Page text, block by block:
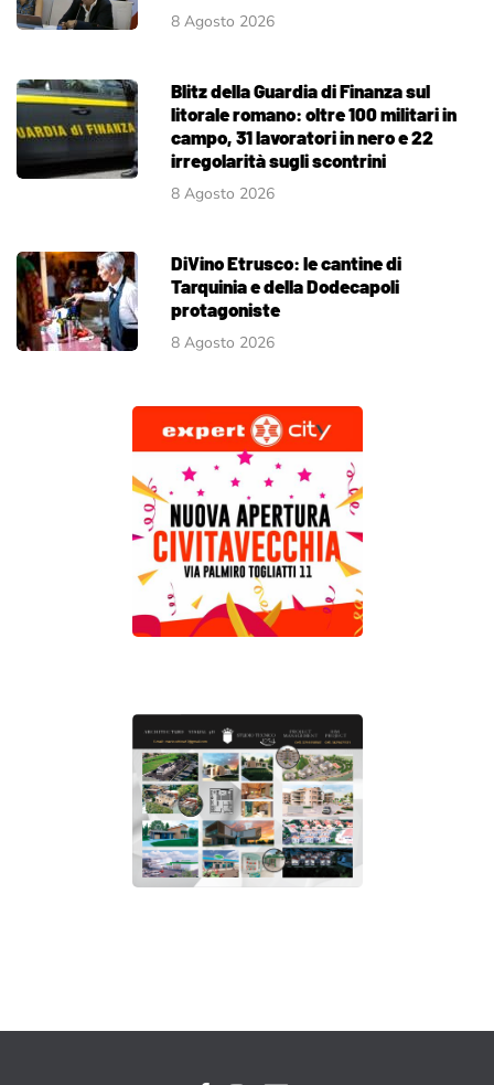
8 Agosto 2026
Blitz della Guardia di Finanza sul
litorale romano: oltre 100 militari in
campo, 31 lavoratori in nero e 22
irregolarità sugli scontrini
8 Agosto 2026
DiVino Etrusco: le cantine di
Tarquinia e della Dodecapoli
protagoniste
8 Agosto 2026